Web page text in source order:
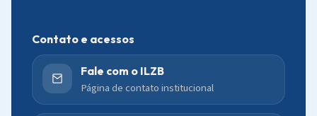
Contato e acessos
Fale com o ILZB
Página de contato institucional